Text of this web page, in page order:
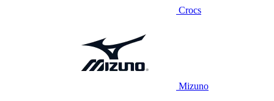
Crocs
Mizuno